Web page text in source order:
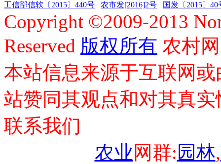
工信部信软〔2015〕440号
农市发[2016]2号 国发〔2015〕40
Copyright ©2009-2013
Reserved 版权所有 农村网
本站信息来源于互联网
站赞同其观点和对其真
联系我们
农业网群: 园林,